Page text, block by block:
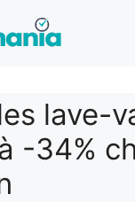
lave-
-34%